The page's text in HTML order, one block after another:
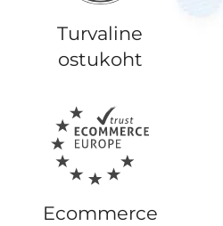
Turvaline
ostukoht
Ecommerce